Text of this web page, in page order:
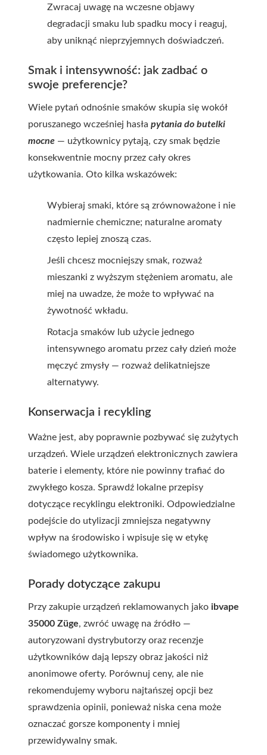
Zwracaj uwagę na wczesne objawy
degradacji smaku lub spadku mocy i reaguj,
aby uniknąć nieprzyjemnych doświadczeń.
Smak i intensywność: jak zadbać o
swoje preferencje?
Wiele pytań odnośnie smaków skupia się wokół
poruszanego wcześniej hasła pytania do butelki
mocne — użytkownicy pytają, czy smak będzie
konsekwentnie mocny przez cały okres
użytkowania. Oto kilka wskazówek:
Wybieraj smaki, które są zrównoważone i nie
nadmiernie chemiczne; naturalne aromaty
często lepiej znoszą czas.
Jeśli chcesz mocniejszy smak, rozważ
mieszanki z wyższym stężeniem aromatu, ale
miej na uwadze, że może to wpływać na
żywotność wkładu.
Rotacja smaków lub użycie jednego
intensywnego aromatu przez cały dzień może
męczyć zmysły — rozważ delikatniejsze
alternatywy.
Konserwacja i recykling
Ważne jest, aby poprawnie pozbywać się zużytych
urządzeń. Wiele urządzeń elektronicznych zawiera
baterie i elementy, które nie powinny trafiać do
zwykłego kosza. Sprawdź lokalne przepisy
dotyczące recyklingu elektroniki. Odpowiedzialne
podejście do utylizacji zmniejsza negatywny
wpływ na środowisko i wpisuje się w etykę
świadomego użytkownika.
Porady dotyczące zakupu
Przy zakupie urządzeń reklamowanych jako ibvape
35000 Züge, zwróć uwagę na źródło —
autoryzowani dystrybutorzy oraz recenzje
użytkowników dają lepszy obraz jakości niż
anonimowe oferty. Porównuj ceny, ale nie
rekomendujemy wyboru najtańszej opcji bez
sprawdzenia opinii, ponieważ niska cena może
oznaczać gorsze komponenty i mniej
przewidywalny smak.